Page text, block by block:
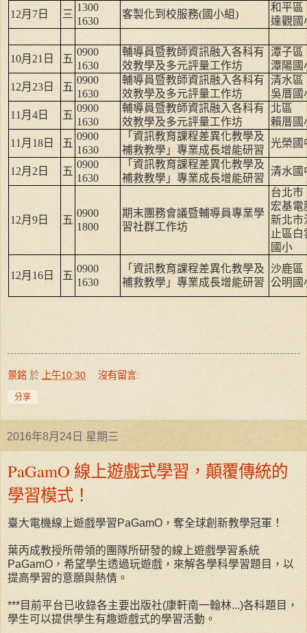
12月 7日 三
1300
1630
客製化到校服務(國小組)
和平區
達觀國
10月 21 日 五
0900
1630
輔導員暨教師資訊融入各科有
效教學及多元評量工作坊
潭子區
潭陽國
12月 23日 五
0900
1630
輔導員暨教師資訊融入各科有
效教學及多元評量工作坊
清水區
吳厝國
11 月 4日 五
0900
1630
輔導員暨教師資訊融入各科有
效教學及多元評量工作坊
北區
賴厝國
11 月 18日 五
0900
1630
「資訊教育課程差異化教學及
補救教學」專業成長增能研習
光榮國
12月 2 日 五
0900
1630
「資訊教育課程差異化教學及
補救教學」專業成長增能研習
清水國
12月 9日 五
0900
1800
期末團務會議暨輔導員專業學
習社群工作坊
台北市
宏基電
新北市
止區白
國小
12月 16日 五
0900
1630
「資訊教育課程差異化教學及
補救教學」專業成長增能研習
沙鹿區
公明國
景銘 於 上午10:30 沒有留言:
分享
2016年8月24日 星期三
PaGamO 線上遊戲式學習，顛覆傳統的
學習模式！
臺大電機線上遊戲學習PaGamO，奪全球創新教學冠軍！
葉丙成教授所帶領的團隊所研發的線上遊戲學習系統
PaGamO，希望學生透過玩遊戲，來解各學科學習題目，以
提高學習的意願與熱情。
***目前平台已收錄各主要出版社(康軒南一翰林...)各科題目，
學生可以提供學生有趣遊戲式的學習活動。